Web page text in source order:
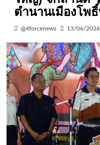
ตำนานเมืองโพ
@4forcenews 13/06/2026